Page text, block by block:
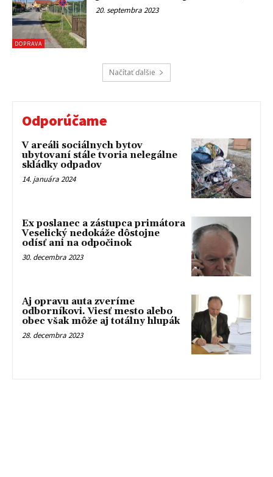
DOPRAVA
20. septembra 2023
Načítať ďalšie
Odporúčame
V areáli sociálnych bytov
ubytovaní stále tvoria nelegálne
skládky odpadov
14. januára 2024
Ex poslanec a zástupca primátora
Veselický nedokáže dôstojne
odísť ani na odpočinok
30. decembra 2023
Aj opravu auta zveríme
odborníkovi. Viesť mesto alebo
obec však môže aj totálny hlupák
28. decembra 2023